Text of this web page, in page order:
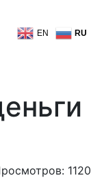
EN RU
1120